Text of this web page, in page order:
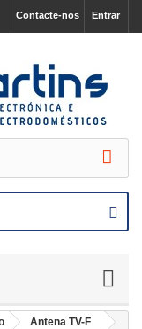
Entrar
Contacte-nos
Antena TV-F